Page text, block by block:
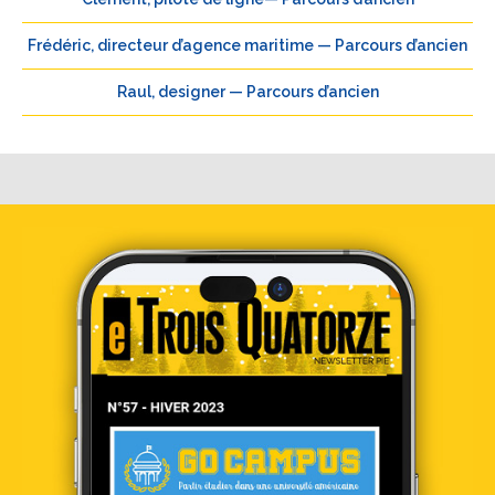
Frédéric, directeur d’agence maritime — Parcours d’ancien
Raul, designer — Parcours d’ancien